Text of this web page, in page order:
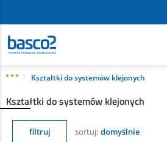
Kształtki do systemów klejonych
Kształtki do systemów klejonych
filtruj sortuj